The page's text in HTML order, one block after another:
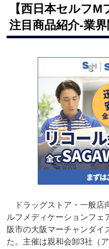
【西日本セルフ
注目商品紹介‐業
ドラッグストア・一般店
ルフメディケーションフェ
阪市の大阪マーチャンダイ
た。主催は親和会卸3社（